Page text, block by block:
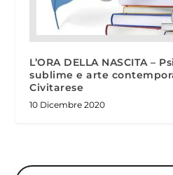
L’ORA DELLA NASCITA –
sublime e arte
Civitarese
10 Dicembre 2020